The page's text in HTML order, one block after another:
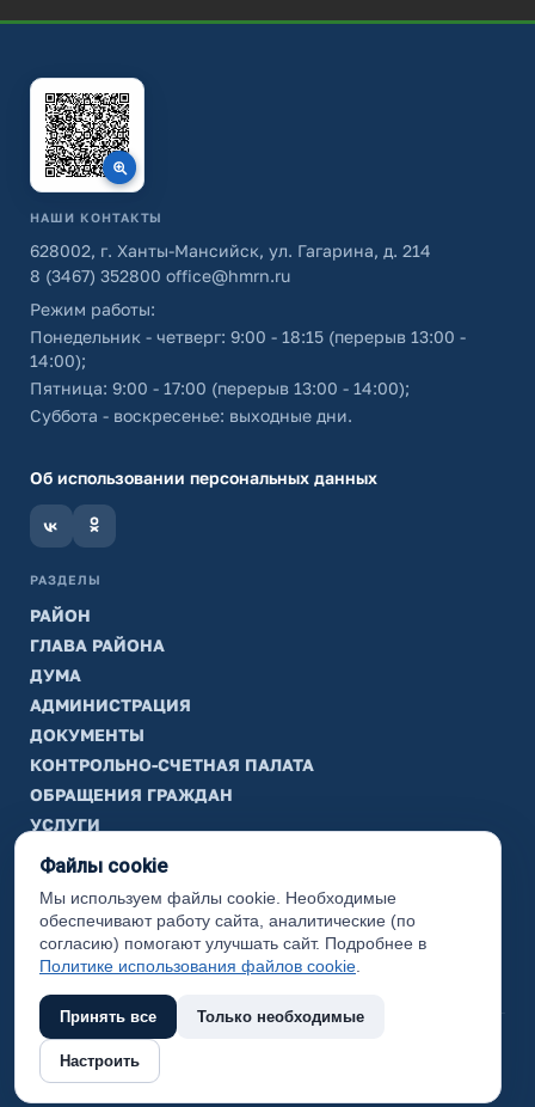
НАШИ КОНТАКТЫ
628002, г. Ханты-Мансийск, ул. Гагарина, д. 214
8 (3467) 352800 office@hmrn.ru
Режим работы:
Понедельник - четверг: 9:00 - 18:15 (перерыв 13:00 -
14:00);
Пятница: 9:00 - 17:00 (перерыв 13:00 - 14:00);
Суббота - воскресенье: выходные дни.
Об использовании персональных данных
РАЗДЕЛЫ
РАЙОН
ГЛАВА РАЙОНА
ДУМА
АДМИНИСТРАЦИЯ
ДОКУМЕНТЫ
КОНТРОЛЬНО-СЧЕТНАЯ ПАЛАТА
ОБРАЩЕНИЯ ГРАЖДАН
УСЛУГИ
ТИК
ИНФОРМАЦИЯ
Законодательная карта
Карта сайта
(с) 2017 Ханты-Мансийский район, официальный сайт
администрации
Файлы cookie
Мы используем файлы cookie. Необходимые
обеспечивают работу сайта, аналитические (по
согласию) помогают улучшать сайт. Подробнее в
Политике использования файлов cookie
Принять все Только необходимые
Настроить